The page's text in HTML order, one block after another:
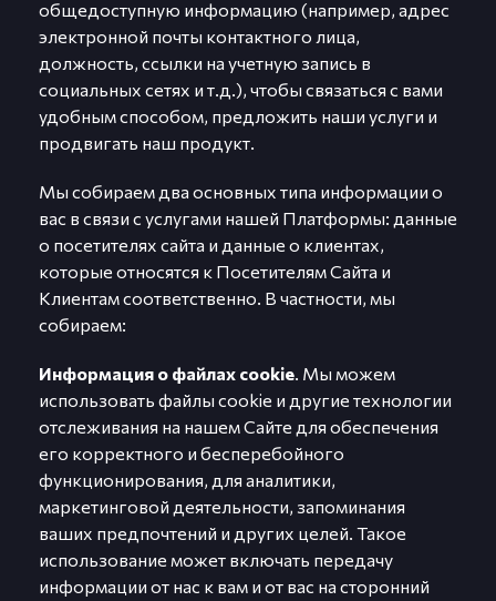
общедоступную информацию (например, адрес
электронной почты контактного лица,
должность, ссылки на учетную запись в
социальных сетях и т.д.), чтобы связаться с вами
удобным способом, предложить наши услуги и
продвигать наш продукт.
Мы собираем два основных типа информации о
вас в связи с услугами нашей Платформы: данные
о посетителях сайта и данные о клиентах,
которые относятся к Посетителям Сайта и
Клиентам соответственно. В частности, мы
собираем:
Информация о файлах cookie. Мы можем
использовать файлы cookie и другие технологии
отслеживания на нашем Сайте для обеспечения
его корректного и бесперебойного
функционирования, для аналитики,
маркетинговой деятельности, запоминания
ваших предпочтений и других целей. Такое
использование может включать передачу
информации от нас к вам и от вас на сторонний